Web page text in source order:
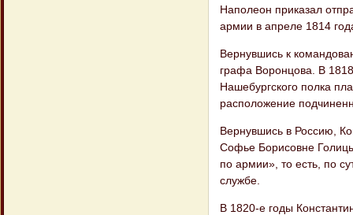
Наполеон приказал
армии в апреле 1814
Вернувшись к
графа Воронцова. В
Нашебургского полка
расположение
Вернувшись в Россию,
Софье Борисовне
по армии», то есть, по
службе.
В 1820-е годы